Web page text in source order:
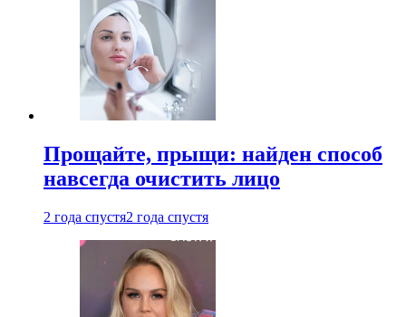
Прощайте, прыщи: найден способ
навсегда очистить лицо
2 года спустя2 года спустя